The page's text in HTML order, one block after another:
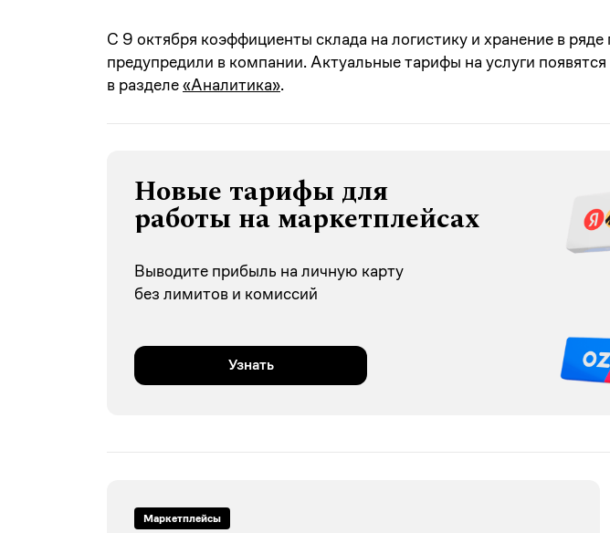
С 9 октября коэффициенты склада на логистику и хранение в ряде
предупредили в компании. Актуальные тарифы на услуги
в разделе«Аналитика».
Новые тарифы для
работы на маркетплейсах
Выводите прибыль на личную карту
без лимитов и комиссий
Узнать
Маркетплейсы